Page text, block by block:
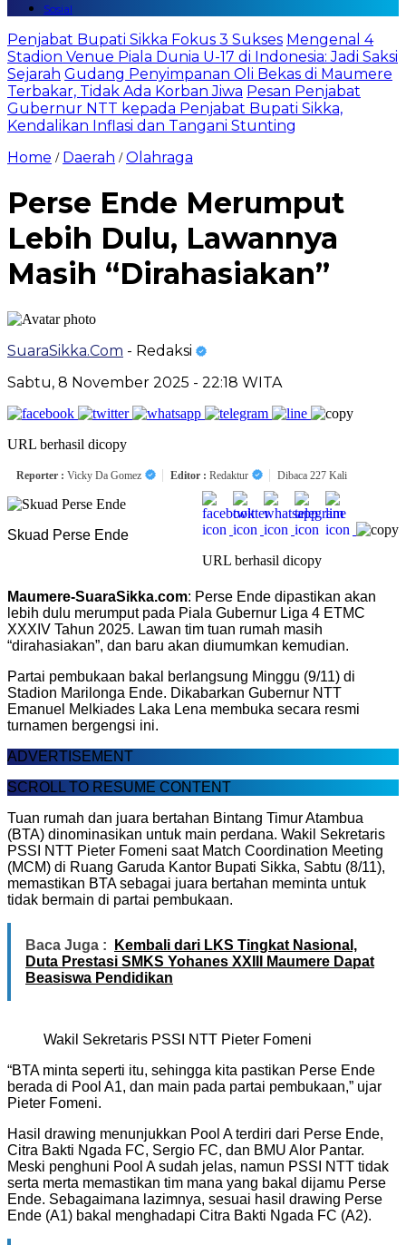
Sosial
Penjabat Bupati Sikka Fokus 3 Sukses Mengenal 4
Stadion Venue Piala Dunia U-17 di Indonesia: Jadi Saksi
Sejarah Gudang Penyimpanan Oli Bekas di Maumere
Terbakar, Tidak Ada Korban Jiwa Pesan Penjabat
Gubernur NTT kepada Penjabat Bupati Sikka,
Kendalikan Inflasi dan Tangani Stunting
Home / Daerah /Olahraga
Perse Ende Merumput
Lebih Dulu, Lawannya
Masih “Dirahasiakan”
SuaraSikka.Com - Redaksi
Sabtu, 8 November 2025 - 22:18 WITA
URL berhasil dicopy
Reporter : Vicky Da Gomez Editor : Redaktur Dibaca 227 Kali
URL berhasil dicopy
Skuad Perse Ende
Maumere-SuaraSikka.com: Perse Ende dipastikan akan
lebih dulu merumput pada Piala Gubernur Liga 4 ETMC
XXXIV Tahun 2025. Lawan tim tuan rumah masih
“dirahasiakan”, dan baru akan diumumkan kemudian.
Partai pembukaan bakal berlangsung Minggu (9/11) di
Stadion Marilonga Ende. Dikabarkan Gubernur NTT
Emanuel Melkiades Laka Lena membuka secara resmi
turnamen bergengsi ini.
ADVERTISEMENT
SCROLL TO RESUME CONTENT
Tuan rumah dan juara bertahan Bintang Timur Atambua
(BTA) dinominasikan untuk main perdana. Wakil Sekretaris
PSSI NTT Pieter Fomeni saat Match Coordination Meeting
(MCM) di Ruang Garuda Kantor Bupati Sikka, Sabtu (8/11),
memastikan BTA sebagai juara bertahan meminta untuk
tidak bermain di partai pembukaan.
Baca Juga :
Kembali dari LKS Tingkat Nasional,
Duta Prestasi SMKS Yohanes XXIII Maumere Dapat
Beasiswa Pendidikan
Wakil Sekretaris PSSI NTT Pieter Fomeni
“BTA minta seperti itu, sehingga kita pastikan Perse Ende
berada di Pool A1, dan main pada partai pembukaan,” ujar
Pieter Fomeni.
Hasil drawing menunjukkan Pool A terdiri dari Perse Ende,
Citra Bakti Ngada FC, Sergio FC, dan BMU Alor Pantar.
Meski penghuni Pool A sudah jelas, namun PSSI NTT tidak
serta merta memastikan tim mana yang bakal dijamu Perse
Ende. Sebagaimana lazimnya, sesuai hasil drawing Perse
Ende (A1) bakal menghadapi Citra Bakti Ngada FC (A2).